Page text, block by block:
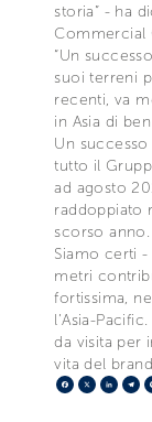
storia” - ha
Commercial
“Un
suoi terreni
recenti, va
in Asia di
Un
tutto il
ad agosto
raddoppiato
scorso anno.
Siamo certi
metri
fortissima,
l’Asia-
da visita per
vita del
Facebook
X